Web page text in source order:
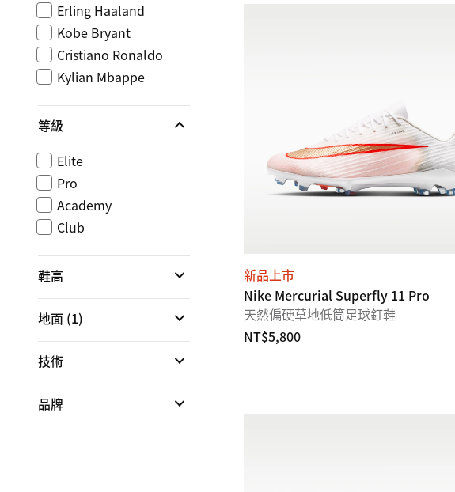
Erling Haaland
Kobe Bryant
Cristiano Ronaldo
Kylian Mbappe
等級
Elite
Pro
Academy
Club
鞋高
地面 (1)
技術
品牌
新品上市
Nike Mercurial Superfly 11 Pro
天然偏硬草地低筒足球釘鞋
NT$5,800